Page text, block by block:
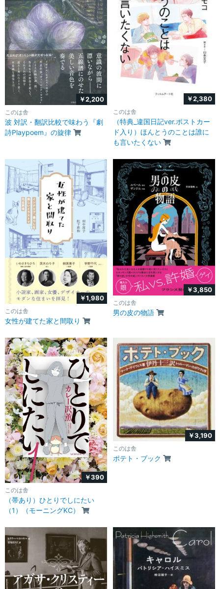
￥2,200
このは舎
波 対訳・翻訳比較で味わう『劇
詩Playpoem』の旋律
￥2,380
このは舎
（特典_違国日記ver.ポストカー
ド入り）ほんとうのことは誰に
も言いたくない
￥1,980
このは舎
女性が建てた家と間取り
￥3,850
このは舎
男の皮の物語
￥390
このは舎
（帯あり）ひとりでしにたい
（1）（モーニングKC）
￥3,190
このは舎
ポテト・ブック